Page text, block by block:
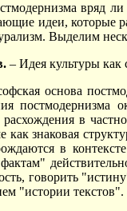
вряд
идеи,
Выделим
– Идея культуры как
основа
постмодернизма
в
как знаковая
в
говорить
"истории текстов".